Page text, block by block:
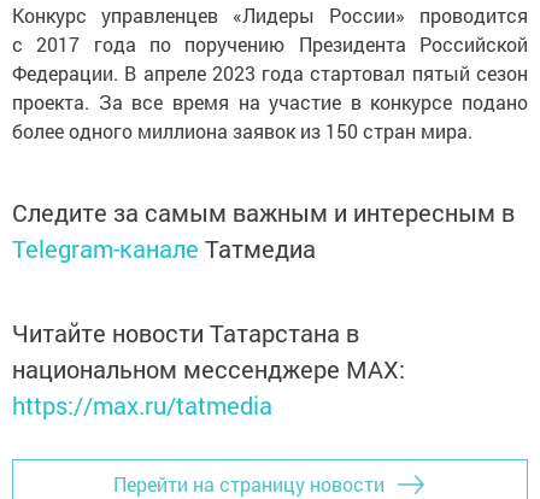
Конкурс управленцев «Лидеры России» проводится
с 2017 года по поручению Президента Российской
Федерации. В апреле 2023 года стартовал пятый сезон
проекта. За все время на участие в конкурсе подано
более одного миллиона заявок из 150 стран мира.
Следите за самым важным и интересным в
Telegram-канале Татмедиа
Читайте новости Татарстана в
национальном мессенджере MАХ:
https://max.ru/tatmedia
Перейти на страницу новости